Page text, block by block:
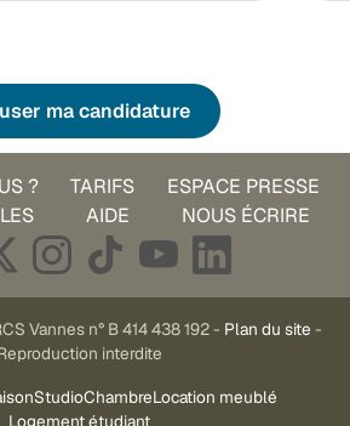
ma candidature
? TARIFS
ESPACE PRESSE
AIDE NOUS ÉCRIRE
Vannes n° B 414 438 192 - Plan du site -
interdite
StudioChambreLocation meublé
Logement étudiant